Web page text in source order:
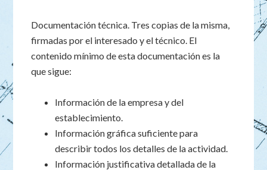
Documentación técnica. Tres copias de la misma,
firmadas por el interesado y el técnico. El
contenido mínimo de esta documentación es la
que sigue:
Información de la empresa y del
establecimiento.
Información gráfica suficiente para
describir todos los detalles de la actividad.
Información justificativa detallada de la